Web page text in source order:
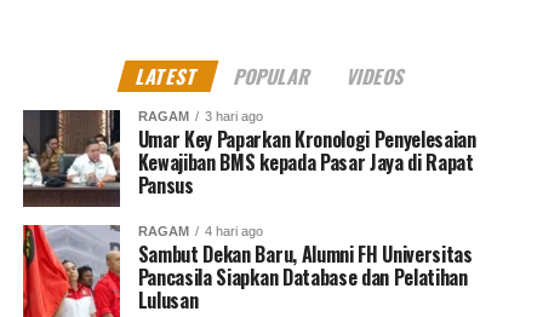
Polda Sumut Ringkus Kurir Narkoba 30ribu Gram Sabu,
10ribu gram Ganja dan seribuan Ekstasi
Muhammad Shiddiq
Senior Jurnalis Pantau Sidang By PT Kilas Pewarta Media
LATEST POPULAR VIDEOS
RAGAM 3 hari ago
Umar Key Paparkan Kronologi Penyelesaian
Kewajiban BMS kepada Pasar Jaya di Rapat
Pansus
RAGAM 4 hari ago
Sambut Dekan Baru, Alumni FH Universitas
Pancasila Siapkan Database dan Pelatihan
Lulusan